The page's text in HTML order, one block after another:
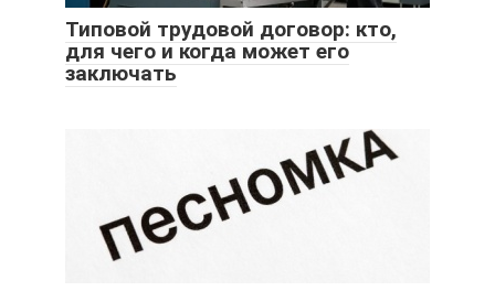
Типовой трудовой договор: кто,
для чего и когда может его
заключать